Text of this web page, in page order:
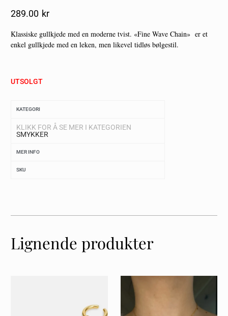
289.00 Kr
Klassiske gullkjede med en moderne tvist. «Fine Wave Chain» er et
enkel gullkjede med en leken, men likevel tidløs bølgestil.
UTSOLGT
KATEGORI
KLIKK FOR Å SE MER I KATEGORIEN
SMYKKER
MER INFO
SKU
Lignende produkter